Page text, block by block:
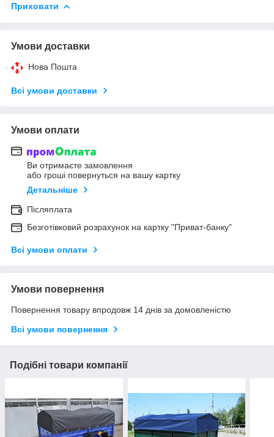
Приховати
Умови доставки
Нова Пошта
Всі умови доставки
Умови оплати
Ви отримаєте замовлення
або гроші повернуться на вашу картку
Детальніше
Післяплата
Безготівковий розрахунок на картку "Приват-банку"
Всі умови оплати
Умови повернення
Повернення товару впродовж 14 днів за домовленістю
Всі умови повернення
Подібні товари компанії